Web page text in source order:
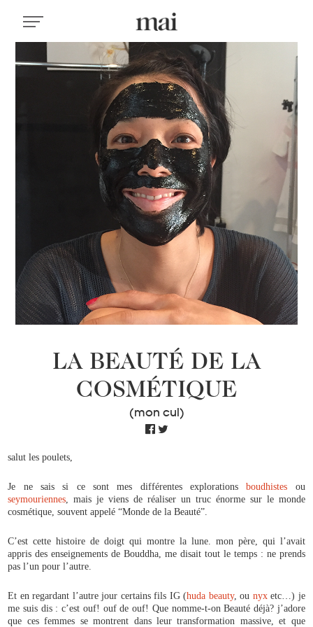
LA BEAUTÉ DE LA
COSMÉTIQUE
(mon cul)
salut les poulets,
Je ne sais si ce sont mes différentes explorationsboudhistes ou
seymouriennes, mais je viens de réaliser un truc énorme sur le monde
cosmétique, souvent appelé “Monde de la Beauté”.
C’est cette histoire de doigt qui montre la lune. mon père, qui l’avait
appris des enseignements de Bouddha, me disait tout le temps : ne prends
pas l’un pour l’autre.
Et en regardant l’autre jour certains fils IG (huda beauty, ou nyxetc…) je
me suis dis : c’est ouf! ouf de ouf! Que nomme-t-on Beauté déjà? j’adore
que ces femmes se montrent dans leur transformation massive, et que